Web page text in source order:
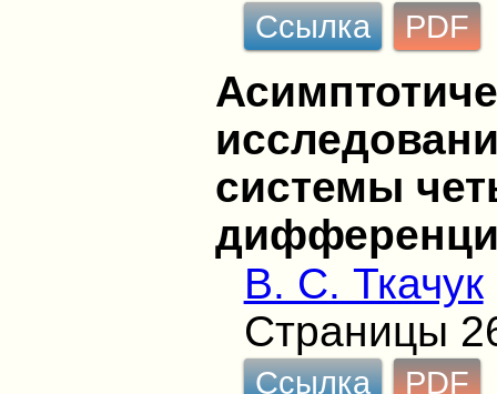
Ссылка PDF
системы
В. С. Ткачук
Страницы
Ссылка PDF